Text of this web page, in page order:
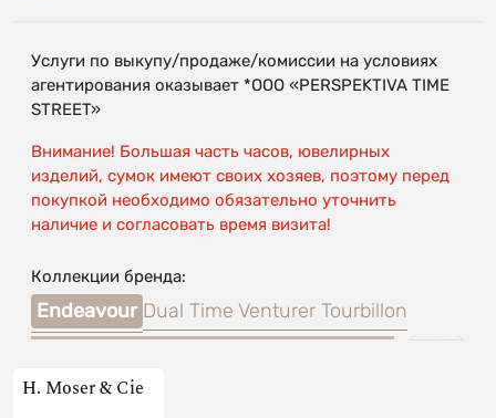
Услуги по выкупу/продаже/комиссии на условиях
агентирования оказывает *OOO «PERSPEKTIVA TIME
STREET»
Внимание! Большая часть часов, ювелирных
изделий, сумок имеют своих хозяев, поэтому перед
покупкой необходимо обязательно уточнить
наличие и согласовать время визита!
Коллекции бренда:
Endeavour Dual Time Venturer Tourbillon
H. Moser & Cie